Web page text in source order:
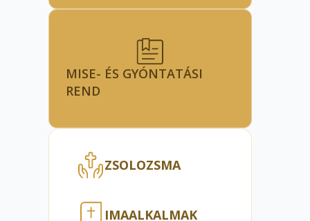
MISE- ÉS GYÓNTATÁSI
REND
ZSOLOZSMA
IMAALKALMAK